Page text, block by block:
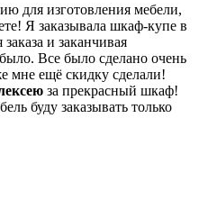
для изготовления мебели,
Я заказывала шкаф-купе в
и заканчивая
Все было сделано очень
мне ещё скидку сделали!
за прекрасный шкаф!
буду заказывать только